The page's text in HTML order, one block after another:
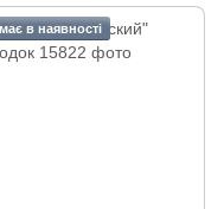
в наявності